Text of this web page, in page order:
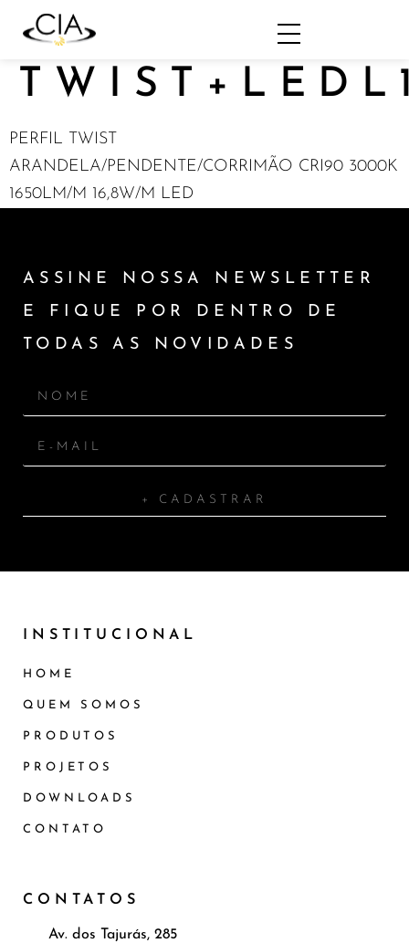
PERFIL TWIST
ARANDELA/PENDENTE/CORRIMÃO CRI90 3000K
1650LM/M 16,8W/M LED
ASSINE NOSSA NEWSLETTER
E FIQUE POR DENTRO DE
TODAS AS NOVIDADES
+ CADASTRAR
INSTITUCIONAL
HOME
QUEM SOMOS
PRODUTOS
PROJETOS
DOWNLOADS
CONTATO
CONTATOS
Av. dos Tajurás, 285